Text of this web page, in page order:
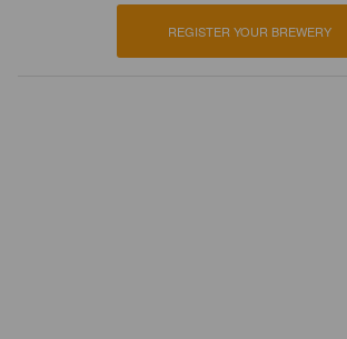
REGISTER YOUR BREWERY